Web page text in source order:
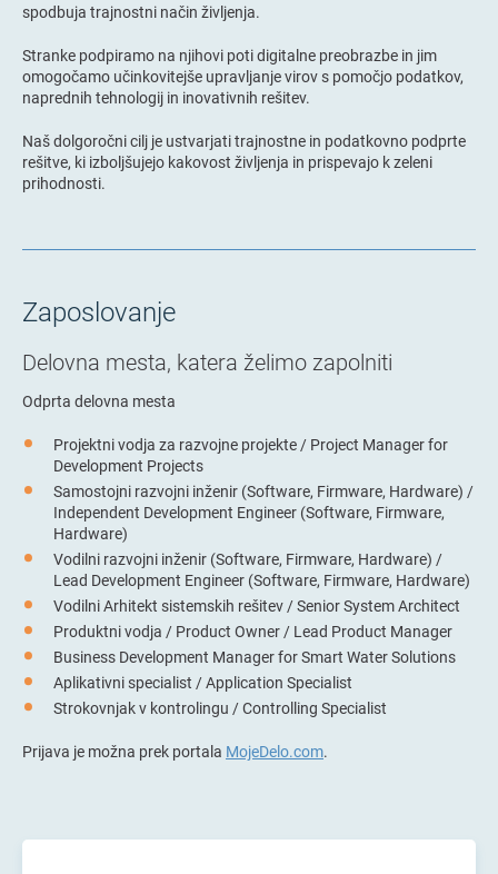
spodbuja trajnostni način življenja.
Stranke podpiramo na njihovi poti digitalne preobrazbe in jim
omogočamo učinkovitejše upravljanje virov s pomočjo podatkov,
naprednih tehnologij in inovativnih rešitev.
Naš dolgoročni cilj je ustvarjati trajnostne in podatkovno podprte
rešitve, ki izboljšujejo kakovost življenja in prispevajo k zeleni
prihodnosti.
Zaposlovanje
Delovna mesta, katera želimo zapolniti
Odprta delovna mesta
Projektni vodja za razvojne projekte / Project Manager for
Development Projects
Samostojni razvojni inženir (Software, Firmware, Hardware) /
Independent Development Engineer (Software, Firmware,
Hardware)
Vodilni razvojni inženir (Software, Firmware, Hardware) /
Lead Development Engineer (Software, Firmware, Hardware)
Vodilni Arhitekt sistemskih rešitev / Senior System Architect
Produktni vodja / Product Owner / Lead Product Manager
Business Development Manager for Smart Water Solutions
Aplikativni specialist / Application Specialist
Strokovnjak v kontrolingu / Controlling Specialist
Prijava je možna prek portala MojeDelo.com.